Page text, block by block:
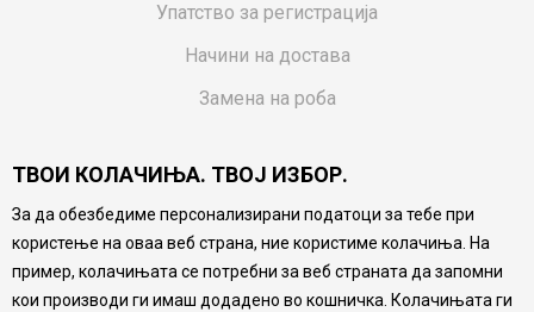
Упатство за регистрација
Начини на достава
Замена на роба
Ваучери
Product Finder
FAQs
ТВОИ КОЛАЧИЊА. ТВОЈ ИЗБОР.
За да обезбедиме персонализирани податоци за тебе при
користење на оваа веб страна, ние користиме колачиња. На
пример, колачињата се потребни за веб страната да запомни
кои производи ги имаш додадено во кошничка. Колачињата ги